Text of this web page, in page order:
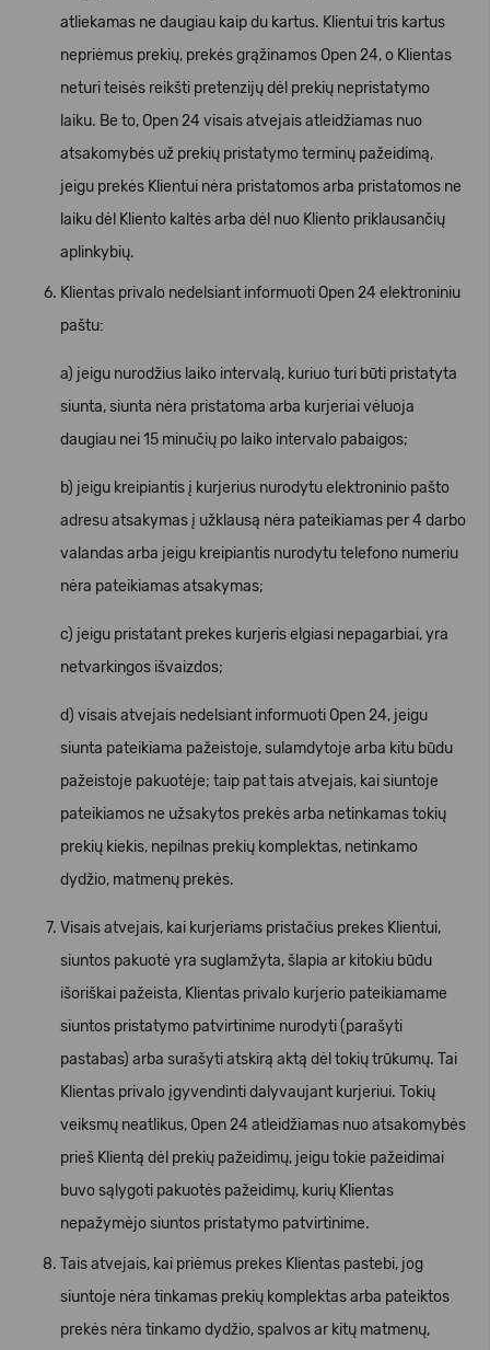
atliekamas ne daugiau kaip du kartus. Klientui tris kartus
nepriėmus prekių, prekės grąžinamos Open 24, o Klientas
neturi teisės reikšti pretenzijų dėl prekių nepristatymo
laiku. Be to, Open 24 visais atvejais atleidžiamas nuo
atsakomybės už prekių pristatymo terminų pažeidimą,
jeigu prekės Klientui nėra pristatomos arba pristatomos ne
laiku dėl Kliento kaltės arba dėl nuo Kliento priklausančių
aplinkybių.
Klientas privalo nedelsiant informuoti Open 24 elektroniniu
paštu:
a) jeigu nurodžius laiko intervalą, kuriuo turi būti pristatyta
siunta, siunta nėra pristatoma arba kurjeriai vėluoja
daugiau nei 15 minučių po laiko intervalo pabaigos;
b) jeigu kreipiantis į kurjerius nurodytu elektroninio pašto
adresu atsakymas į užklausą nėra pateikiamas per 4 darbo
valandas arba jeigu kreipiantis nurodytu telefono numeriu
nėra pateikiamas atsakymas;
c) jeigu pristatant prekes kurjeris elgiasi nepagarbiai, yra
netvarkingos išvaizdos;
d) visais atvejais nedelsiant informuoti Open 24, jeigu
siunta pateikiama pažeistoje, sulamdytoje arba kitu būdu
pažeistoje pakuotėje; taip pat tais atvejais, kai siuntoje
pateikiamos ne užsakytos prekės arba netinkamas tokių
prekių kiekis, nepilnas prekių komplektas, netinkamo
dydžio, matmenų prekės.
Visais atvejais, kai kurjeriams pristačius prekes Klientui,
siuntos pakuotė yra suglamžyta, šlapia ar kitokiu būdu
išoriškai pažeista, Klientas privalo kurjerio pateikiamame
siuntos pristatymo patvirtinime nurodyti (parašyti
pastabas) arba surašyti atskirą aktą dėl tokių trūkumų. Tai
Klientas privalo įgyvendinti dalyvaujant kurjeriui. Tokių
veiksmų neatlikus, Open 24 atleidžiamas nuo atsakomybės
prieš Klientą dėl prekių pažeidimų, jeigu tokie pažeidimai
buvo sąlygoti pakuotės pažeidimų, kurių Klientas
nepažymėjo siuntos pristatymo patvirtinime.
Tais atvejais, kai priėmus prekes Klientas pastebi, jog
siuntoje nėra tinkamas prekių komplektas arba pateiktos
prekės nėra tinkamo dydžio, spalvos ar kitų matmenų,